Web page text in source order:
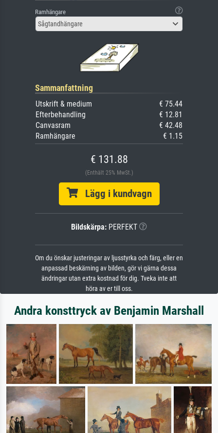
Ramhängare
Sågtandhängare
Sammanfattning
Utskrift & medium
€ 75.44
Efterbehandling
€ 12.81
Canvasram
€ 42.48
Ramhängare
€ 1.15
€ 131.88
(Enthält 25% MwSt.)
Lägg i kundvagn
Bildskärpa: PERFEKT
Om du önskar justeringar av ljusstyrka och färg, eller en
anpassad beskärning av bilden, gör vi gärna dessa
ändringar utan extra kostnad för dig. Tveka inte att
höra av er till oss.
Andra konsttryck av Benjamin Marshall